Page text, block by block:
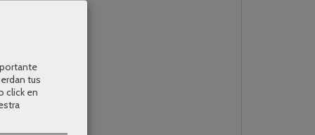
tus
click en